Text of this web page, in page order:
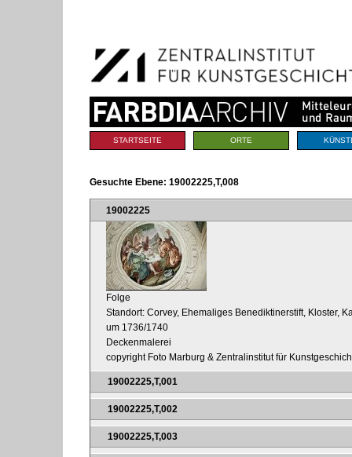
Navigation
Sektionen
STARTSEITE ORTE
Gesuchte Ebene: 19002225,T,008
19002225
Folge
Standort: Corvey, Ehemaliges Benediktinerstift, Kloster,
um 1736/1740
Deckenmalerei
copyright Foto Marburg & Zentralinstitut für
19002225,T,001
19002225,T,002
19002225,T,003